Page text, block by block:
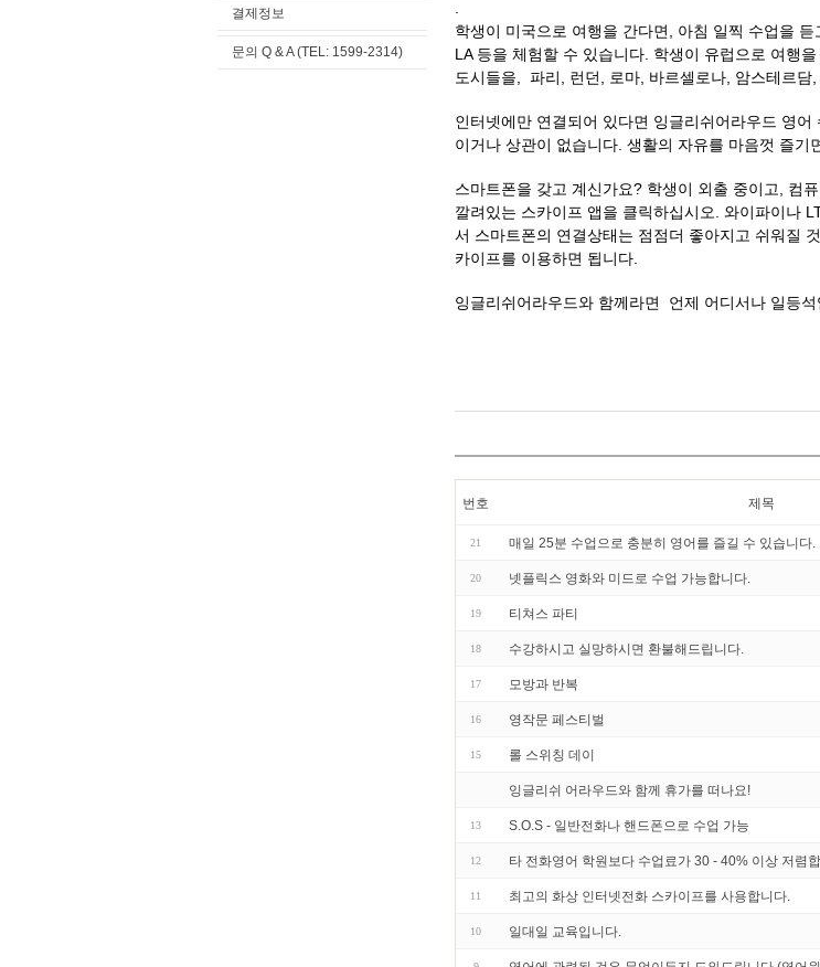
결제정보
문의 Q & A (TEL: 1599-2314)
학생이 미국으로 여행을 간다면, 아침 일찍 수업을
LA 등을 체험할 수 있습니다. 학생이 유럽으로 여행
도시들을, 파리, 런던, 로마, 바르셀로나, 암스테르담,
인터넷에만 연결되어 있다면 잉글리쉬어라우드 영
이거나 상관이 없습니다. 생활의 자유를 마음껏 즐기
스마트폰을 갖고 계신가요? 학생이 외출 중이고, 컴
깔려있는 스카이프 앱을 클릭하십시오. 와이파이나
서 스마트폰의 연결상태는 점점더 좋아지고 쉬워질
카이프를 이용하면 됩니다.
잉글리쉬어라우드와 함께라면 언제 어디서나 일등석
번호 제목
21 매일 25분 수업으로 충분히 영어를 즐길 수 있습니다.
20 넷플릭스 영화와 미드로 수업 가능합니다.
19 티쳐스 파티
18 수강하시고 실망하시면 환불해드립니다.
17 모방과 반복
16 영작문 페스티벌
15 롤 스위칭 데이
잉글리쉬 어라우드와 함께 휴가를 떠나요!
13 S.O.S - 일반전화나 핸드폰으로 수업 가능
12 타 전화영어 학원보다 수업료가 30 - 40% 이상 저렴
11 최고의 화상 인터넷전화 스카이프를 사용합니다.
10 일대일 교육입니다.